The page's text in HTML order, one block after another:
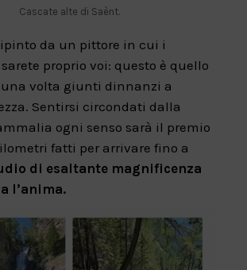
Cascate alte di Saènt.
da un pittore in cui i
proprio voi: questo è quello
una volta giunti dinnanzi a
Sentirsi circondati dalla
ogni senso sarà il premio
fatti per arrivare fino a
di esaltante magnificenza
l’anima.